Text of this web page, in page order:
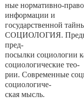
ные нормативно-
информации и
государственной
СОЦИОЛОГИЯ.
пред-
посылки социологии
социологические тео-
рии. Современные
социологиче-
ская мысль.